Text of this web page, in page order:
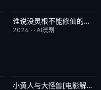
完结 5.0谁说没灵根不能修仙的？之无灵证道第五季
2026 · ·AI漫剧
已完结 6.7小黄人与大怪兽[电影解说]